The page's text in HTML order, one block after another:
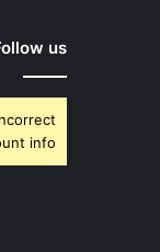
us
info.